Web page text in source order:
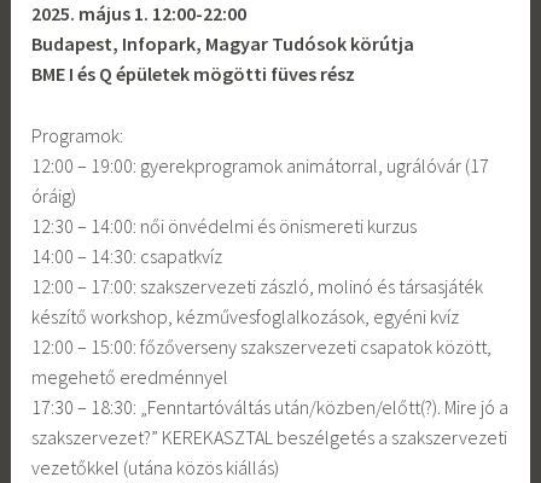
2025. május 1. 12:00-22:00
Budapest, Infopark, Magyar Tudósok körútja
BME I és Q épületek mögötti füves rész
Programok:
12:00 – 19:00: gyerekprogramok animátorral, ugrálóvár (17
óráig)
12:30 – 14:00: női önvédelmi és önismereti kurzus
14:00 – 14:30: csapatkvíz
12:00 – 17:00: szakszervezeti zászló, molinó és társasjáték
készítő workshop, kézművesfoglalkozások, egyéni kvíz
12:00 – 15:00: főzőverseny szakszervezeti csapatok között,
megehető eredménnyel
17:30 – 18:30: „Fenntartóváltás után/közben/előtt(?). Mire jó a
szakszervezet?” KEREKASZTAL beszélgetés a szakszervezeti
vezetőkkel (utána közös kiállás)